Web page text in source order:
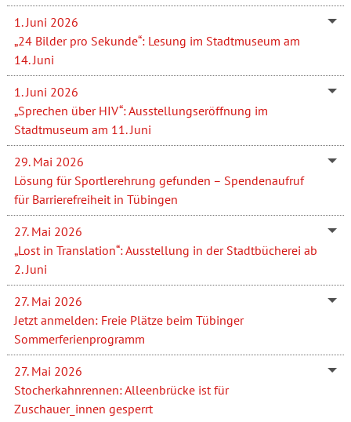
1. Juni 2026
„24 Bilder pro Sekunde“: Lesung im Stadtmuseum am
14. Juni
1. Juni 2026
„Sprechen über HIV“: Ausstellungseröffnung im
Stadtmuseum am 11. Juni
29. Mai 2026
Lösung für Sportlerehrung gefunden – Spendenaufruf
für Barrierefreiheit in Tübingen
27. Mai 2026
„Lost in Translation“: Ausstellung in der Stadtbücherei ab
2. Juni
27. Mai 2026
Jetzt anmelden: Freie Plätze beim Tübinger
Sommerferienprogramm
27. Mai 2026
Stocherkahnrennen: Alleenbrücke ist für
Zuschauer_innen gesperrt